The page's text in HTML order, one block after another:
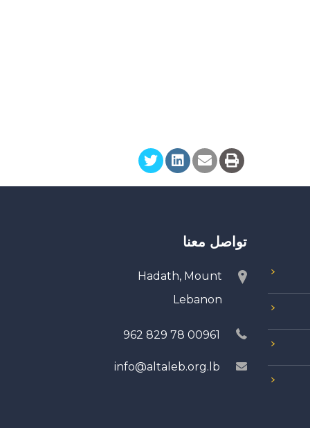
تواصل معنا
Hadath, Mount
Lebanon
00961 78 829 962
info@altaleb.org.lb